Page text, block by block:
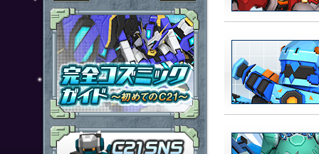
「鋼鉄戦記Ｃ２１」ＳＮＳ